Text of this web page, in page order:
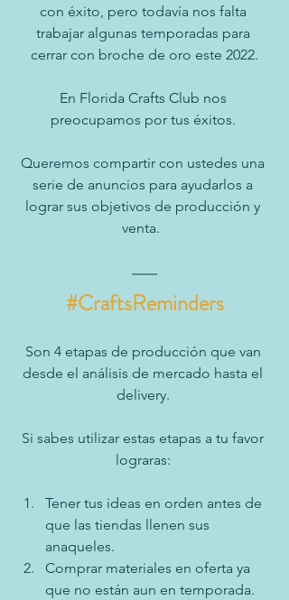
con éxito, pero todavía nos falta
trabajar algunas temporadas para
cerrar con broche de oro este 2022.
En Florida Crafts Club nos
preocupamos por tus éxitos.
Queremos compartir con ustedes una
serie de anuncios para ayudarlos a
lograr sus objetivos de producción y
venta.
#CraftsReminders
Son 4 etapas de producción que van
desde el análisis de mercado hasta el
delivery.
Si sabes utilizar estas etapas a tu favor
lograras:
Tener tus ideas en orden antes de
que las tiendas llenen sus
anaqueles.
Comprar materiales en oferta ya
que no están aun en temporada.